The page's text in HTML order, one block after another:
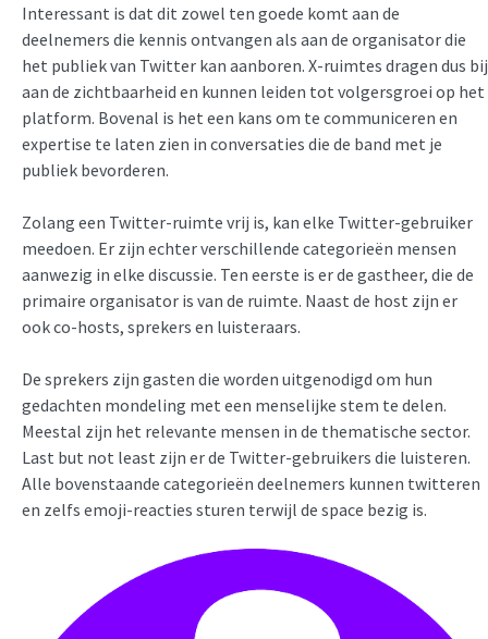
Interessant is dat dit zowel ten goede komt aan de
deelnemers die kennis ontvangen als aan de organisator die
het publiek van Twitter kan aanboren. X-ruimtes dragen dus bij
aan de zichtbaarheid en kunnen leiden tot volgersgroei op het
platform. Bovenal is het een kans om te communiceren en
expertise te laten zien in conversaties die de band met je
publiek bevorderen.
Zolang een Twitter-ruimte vrij is, kan elke Twitter-gebruiker
meedoen. Er zijn echter verschillende categorieën mensen
aanwezig in elke discussie. Ten eerste is er de gastheer, die de
primaire organisator is van de ruimte. Naast de host zijn er
ook co-hosts, sprekers en luisteraars.
De sprekers zijn gasten die worden uitgenodigd om hun
gedachten mondeling met een menselijke stem te delen.
Meestal zijn het relevante mensen in de thematische sector.
Last but not least zijn er de Twitter-gebruikers die luisteren.
Alle bovenstaande categorieën deelnemers kunnen twitteren
en zelfs emoji-reacties sturen terwijl de space bezig is.